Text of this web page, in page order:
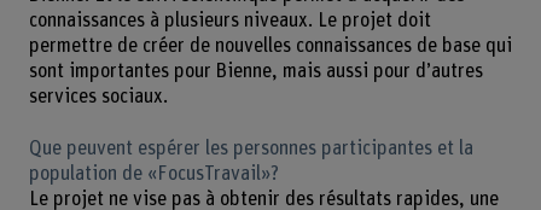
connaissances à plusieurs niveaux. Le projet doit
permettre de créer de nouvelles connaissances de base qui
sont importantes pour Bienne, mais aussi pour d’autres
services sociaux.
Que peuvent espérer les personnes participantes et la
population de «FocusTravail»?
Le projet ne vise pas à obtenir des résultats rapides, une